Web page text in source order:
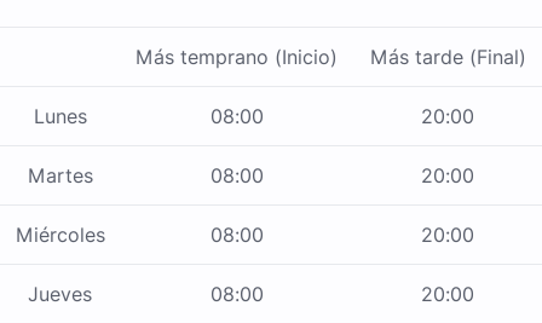
Más temprano (Inicio) Más tarde (Final)
Lunes 08:00 20:00
Martes 08:00 20:00
Miércoles 08:00 20:00
Jueves 08:00 20:00